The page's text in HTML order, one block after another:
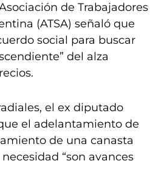
de Trabajadores
(ATSA) señaló que
social para buscar
del alza
el ex diputado
el adelantamiento de
de una canasta
“son avances